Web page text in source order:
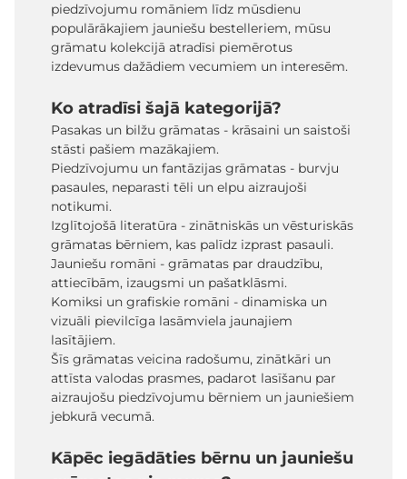
piedzīvojumu romāniem līdz mūsdienu
populārākajiem jauniešu bestelleriem, mūsu
grāmatu kolekcijā atradīsi piemērotus
izdevumus dažādiem vecumiem un interesēm.
Ko atradīsi šajā kategorijā?
Pasakas un bilžu grāmatas - krāsaini un saistoši
stāsti pašiem mazākajiem.
Piedzīvojumu un fantāzijas grāmatas - burvju
pasaules, neparasti tēli un elpu aizraujoši
notikumi.
Izglītojošā literatūra - zinātniskās un vēsturiskās
grāmatas bērniem, kas palīdz izprast pasauli.
Jauniešu romāni - grāmatas par draudzību,
attiecībām, izaugsmi un pašatklāsmi.
Komiksi un grafiskie romāni - dinamiska un
vizuāli pievilcīga lasāmviela jaunajiem
lasītājiem.
Šīs grāmatas veicina radošumu, zinātkāri un
attīsta valodas prasmes, padarot lasīšanu par
aizraujošu piedzīvojumu bērniem un jauniešiem
jebkurā vecumā.
Kāpēc iegādāties bērnu un jauniešu